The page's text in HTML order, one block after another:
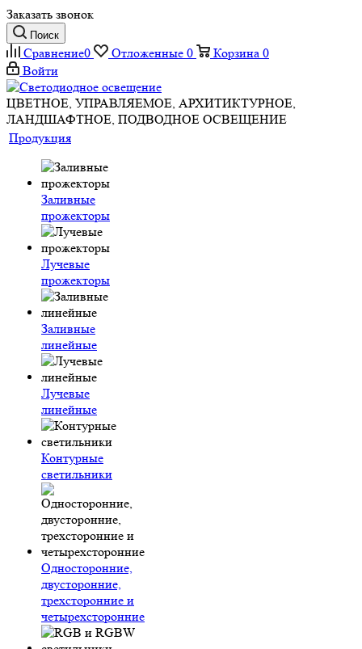
Заказать звонок
Поиск
Сравнение0 Отложенные 0 Корзина 0
Войти
ЦВЕТНОЕ, УПРАВЛЯЕМОЕ, АРХИТИКТУРНОЕ,
ЛАНДШАФТНОЕ, ПОДВОДНОЕ ОСВЕЩЕНИЕ
Продукция
Заливные
прожекторы
Лучевые
прожекторы
Заливные
линейные
Лучевые
линейные
Контурные
светильники
Односторонние,
двусторонние,
трехсторонние и
четырехсторонние